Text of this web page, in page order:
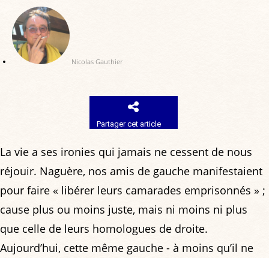
Nicolas Gauthier
Partager cet article
La vie a ses ironies qui jamais ne cessent de nous
réjouir. Naguère, nos amis de gauche manifestaient
pour faire « libérer leurs camarades emprisonnés » ;
cause plus ou moins juste, mais ni moins ni plus
que celle de leurs homologues de droite.
Aujourd’hui, cette même gauche - à moins qu’il ne